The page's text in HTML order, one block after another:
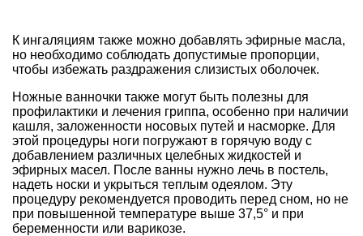
К ингаляциям также можно добавлять эфирные масла,
но необходимо соблюдать допустимые пропорции,
чтобы избежать раздражения слизистых оболочек.
Ножные ванночки также могут быть полезны для
профилактики и лечения гриппа, особенно при наличии
кашля, заложенности носовых путей и насморке. Для
этой процедуры ноги погружают в горячую воду с
добавлением различных целебных жидкостей и
эфирных масел. После ванны нужно лечь в постель,
надеть носки и укрыться теплым одеялом. Эту
процедуру рекомендуется проводить перед сном, но не
при повышенной температуре выше 37,5° и при
беременности или варикозе.